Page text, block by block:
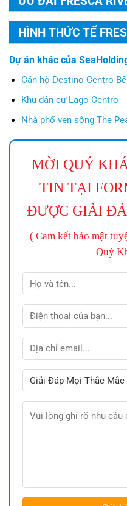
HÌNH THỨC TẾ
Dự án khác của
Căn hộ Destino Centro
Khu dân cư Lago Centro
Nhà phố ven sông The
MỜI QUÝ
TIN TẠI
ĐƯỢC GIẢI
( Cam kết bảo mật
Quý